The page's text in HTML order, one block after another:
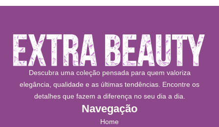
Descubra uma coleção pensada para quem valoriza
elegância, qualidade e as últimas tendências. Encontre os
detalhes que fazem a diferença no seu dia a dia.
Navegação
Home